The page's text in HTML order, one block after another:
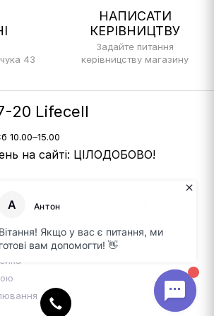
43
НАПИСАТИ
КЕРІВНИЦТВУ
Задайте питання
керівницству магазину
20 Lifecell
10.00–15.00
на сайті: ЦІЛОДОБОВО!
Контакти